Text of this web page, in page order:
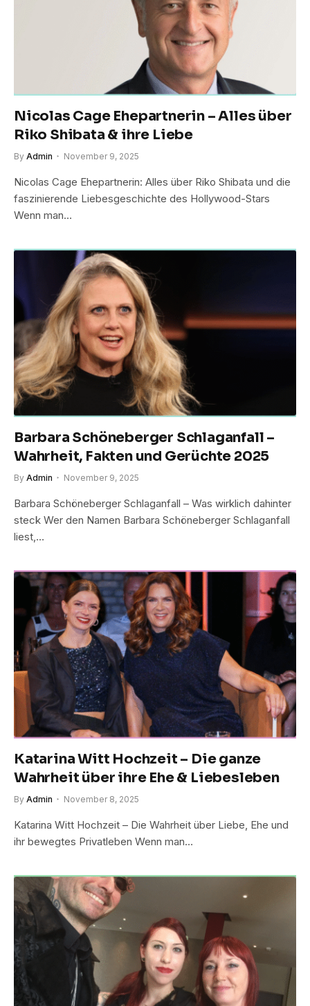
Nicolas Cage Ehepartnerin – Alles über
Riko Shibata & ihre Liebe
By Admin November 9, 2025
Nicolas Cage Ehepartnerin: Alles über Riko Shibata und die
faszinierende Liebesgeschichte des Hollywood-Stars
Wenn man…
Barbara Schöneberger Schlaganfall –
Wahrheit, Fakten und Gerüchte 2025
By Admin November 9, 2025
Barbara Schöneberger Schlaganfall – Was wirklich dahinter
steck Wer den Namen Barbara Schöneberger Schlaganfall
liest,…
Katarina Witt Hochzeit – Die ganze
Wahrheit über ihre Ehe & Liebesleben
By Admin November 8, 2025
Katarina Witt Hochzeit – Die Wahrheit über Liebe, Ehe und
ihr bewegtes Privatleben Wenn man…